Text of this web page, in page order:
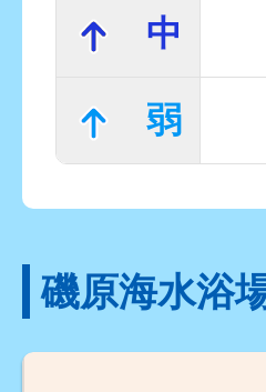
中
弱
磯原海水浴